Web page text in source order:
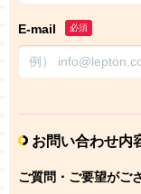
E-mail 必須
お問い合わせ内
ご質問・ご要望がご